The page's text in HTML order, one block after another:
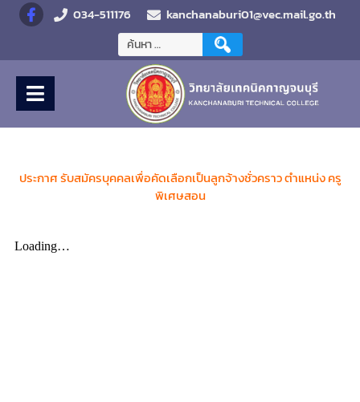
034-511176 kanchanaburi01@vec.mail.go.th
ประกาศ รับสมัครบุคคลเพื่อคัดเลือกเป็นลูกจ้างชั่วคราว ตำแหน่ง ครู
พิเศษสอน